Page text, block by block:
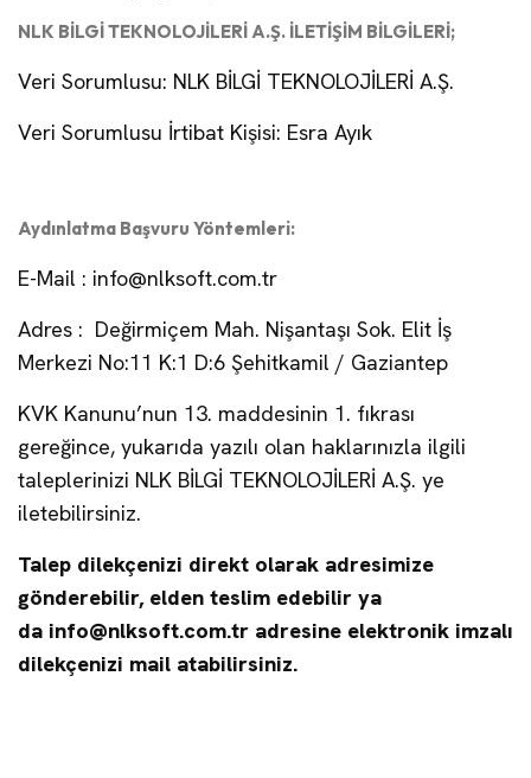
NLK BİLGİ TEKNOLOJİLERİ A.Ş. İLETİŞİM BİLGİLERİ;
Veri Sorumlusu: NLK BİLGİ TEKNOLOJİLERİ A.Ş.
Veri Sorumlusu İrtibat Kişisi: Esra Ayık
Aydınlatma Başvuru Yöntemleri:
E-Mail : info@nlksoft.com.tr
Adres : Değirmiçem Mah. Nişantaşı Sok. Elit İş
Merkezi No:11 K:1 D:6 Şehitkamil / Gaziantep
KVK Kanunu’nun 13. maddesinin 1. fıkrası
gereğince, yukarıda yazılı olan haklarınızla ilgili
taleplerinizi NLK BİLGİ TEKNOLOJİLERİ A.Ş. ye
iletebilirsiniz.
Talep dilekçenizi direkt olarak adresimize
gönderebilir, elden teslim edebilir ya
da info@nlksoft.com.tr adresine elektronik imzalı
dilekçenizi mail atabilirsiniz.